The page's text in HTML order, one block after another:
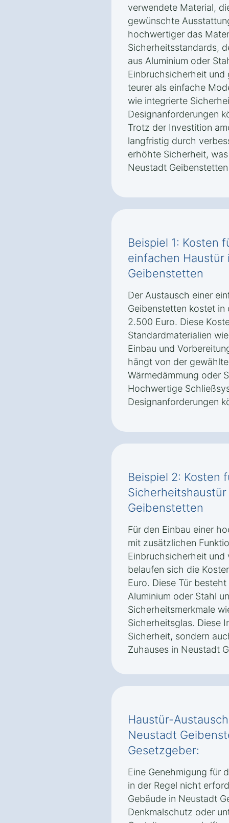
verwendete Material,
gewünschte
hochwertiger das
Sicherheitsstandards,
aus Aluminium oder
Einbruchsicherheit und
teurer als einfache
wie integrierte
Designanforderungen
Trotz der Investition
langfristig durch
erhöhte Sicherheit,
Neustadt
Beispiel 1: Kosten
einfachen Haustür
Geibenstetten
Der Austausch einer
Geibenstetten kostet in
2.500 Euro. Diese
Standardmaterialien
Einbau und
hängt von der
Wärmedämmung oder
Hochwertige
Designanforderungen
Beispiel 2: Kosten
Geibenstetten
Für den Einbau einer
mit zusätzlichen
Einbruchsicherheit und
belaufen sich die
Euro. Diese Tür
Aluminium oder Stahl
Sicherheitsmerkmale
Sicherheitsglas. Diese
Sicherheit, sondern
Zuhauses in Neustadt
Haustür-
Neustadt
Gesetzgeber:
Eine Genehmigung für
in der Regel nicht
Gebäude in Neustadt
Denkmalschutz oder